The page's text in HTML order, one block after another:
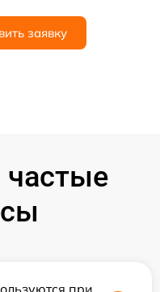
заявку
частые
при